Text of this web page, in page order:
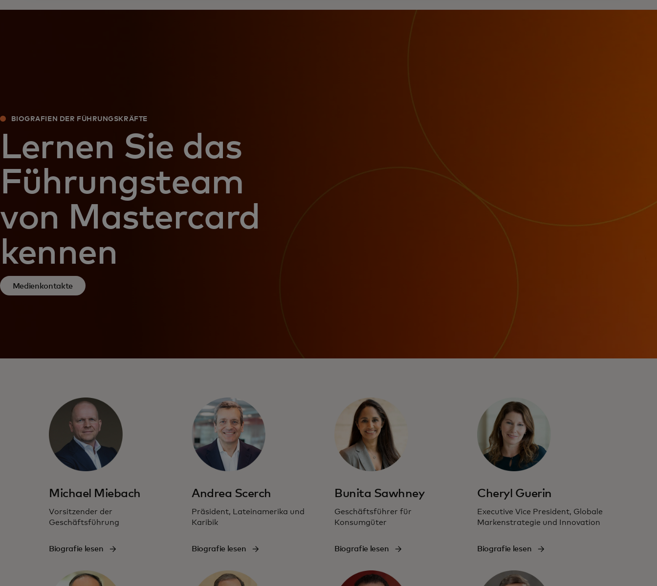
BIOGRAFIEN DER FÜHRUNGSKRÄFTE
Lernen Sie das
Führungsteam
von Mastercard
kennen
Medienkontakte
Michael Miebach
Vorsitzender der
Geschäftsführung
Biografie lesen
Andrea Scerch
Präsident, Lateinamerika und
Karibik
Biografie lesen
Bunita Sawhney
Geschäftsführer für
Konsumgüter
Biografie lesen
Cheryl Guerin
Executive Vice President, Globale
Markenstrategie und Innovation
Biografie lesen